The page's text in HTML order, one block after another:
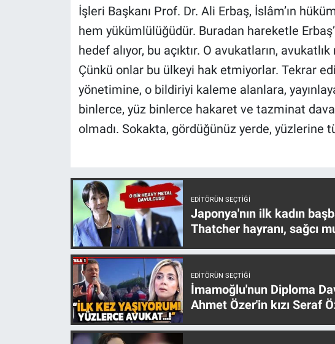
İşleri Başkanı Prof. Dr. Ali Erbaş, İslâm’ın
hem yükümlülüğüdür. Buradan hareketle
hedef alıyor, bu açıktır. O avukatların,
Çünkü onlar bu ülkeyi hak etmiyorlar. Tekrar
yönetimine, o bildiriyi kaleme alanlara,
binlerce, yüz binlerce hakaret ve tazminat
olmadı. Sokakta, gördüğünüz yerde, yüzlerine
EDITÖRÜN SEÇTIĞI
Japonya'nın ilk kadın
Thatcher hayranı, sağcı
EDITÖRÜN SEÇTIĞI
İmamoğlu'nun Diploma
Ahmet Özer'in kızı Seraf
Türkiye'nin Geleceği
Türkiye'nin Gündemi
Yerel Gündem
Yerel Yaşam